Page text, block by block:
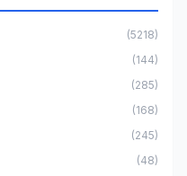
(5218)
(144)
(285)
(168)
(245)
(48)